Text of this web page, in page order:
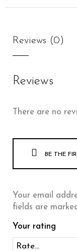
Reviews (0)
Reviews
There are no
BE THE
Your email
fields are
Your rating